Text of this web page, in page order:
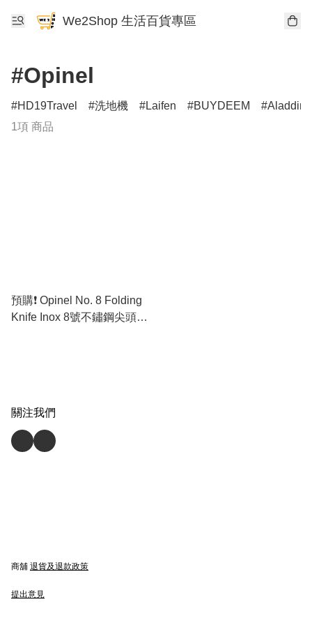
We2Shop 生活百貨專區
#Opinel
HD19Travel 洗地機 Laifen BUYDEEM
Aladdin
1項 商品
預購❗️ Opinel No. 8 Folding
Knife Inox 8號不鏽鋼尖頭摺
關注我們
商舖 退貨及退款政策
提出意見